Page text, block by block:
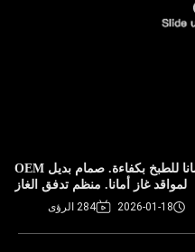
صمام غاز المواقد الدقيق لأمانا للطبخ بكفاءة. صمام بديل OEM
لمواقد غاز أمانا. منظم تدفق الغاز
2026-01-18 284 الرؤى